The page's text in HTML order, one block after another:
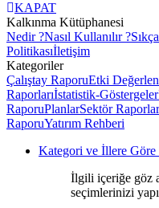
KAPAT
Kalkınma Kütüphanesi
Nedir ?Nasıl Kullanılır ?
Politikasıİletişim
Kategoriler
Çalıştay RaporuEtki
Raporlarıİstatistik-Göstergeler
RaporuPlanlarSektör
RaporuYatırım Rehberi
Kategori ve İllere Göre
İlgili içeriğe göz
seçimlerinizi